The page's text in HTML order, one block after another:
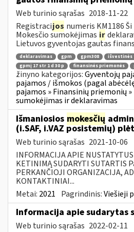
Web turinio sąrašas 2018-11-22
Registracijos numeris KM1186
Mokesčio sumokėjimas ir
Lietuvos gyventojas gautas
deklaravimas gpm gpm308
išvestinės
gpmį 17 str 1 d 30 p
finansinės priemonės
žinyno kategorijos:Gyventojų
pajamos / išmokos (pagal
pajamos » Finansinių priemonių »
sumokėjimas ir deklaravimas
Išmaniosios mokesčių
(i.SAF, i.VAZ posistemių)
Web turinio sąrašas 2021-10-06
INFORMACIJA APIE
KETINIMĄ SUDARYTI SUTARTIS
PERKANČIOJI ORGANIZACIJA,
KONTAKTINIAI...
Metai: 2021 Pagrindinis:Viešieji
Informacija apie sudarytas
Web turinio sąrašas 2022-02-11